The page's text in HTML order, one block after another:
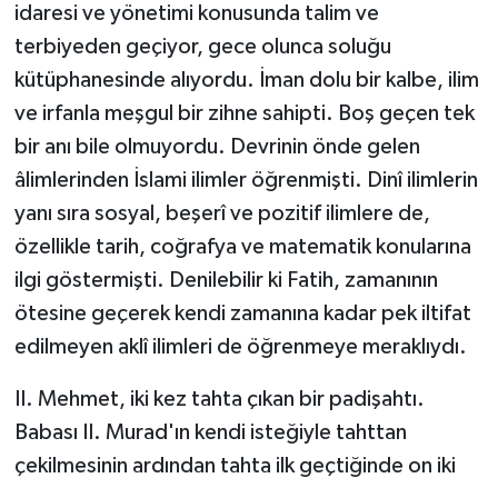
idaresi ve yönetimi konusunda talim ve
terbiyeden geçiyor, gece olunca soluğu
kütüphanesinde alıyordu. İman dolu bir kalbe, ilim
ve irfanla meşgul bir zihne sahipti. Boş geçen tek
bir anı bile olmuyordu. Devrinin önde gelen
âlimlerinden İslami ilimler öğrenmişti. Dinî ilimlerin
yanı sıra sosyal, beşerî ve pozitif ilimlere de,
özellikle tarih, coğrafya ve matematik konularına
ilgi göstermişti. Denilebilir ki Fatih, zamanının
ötesine geçerek kendi zamanına kadar pek iltifat
edilmeyen aklî ilimleri de öğrenmeye meraklıydı.
II. Mehmet, iki kez tahta çıkan bir padişahtı.
Babası II. Murad'ın kendi isteğiyle tahttan
çekilmesinin ardından tahta ilk geçtiğinde on iki